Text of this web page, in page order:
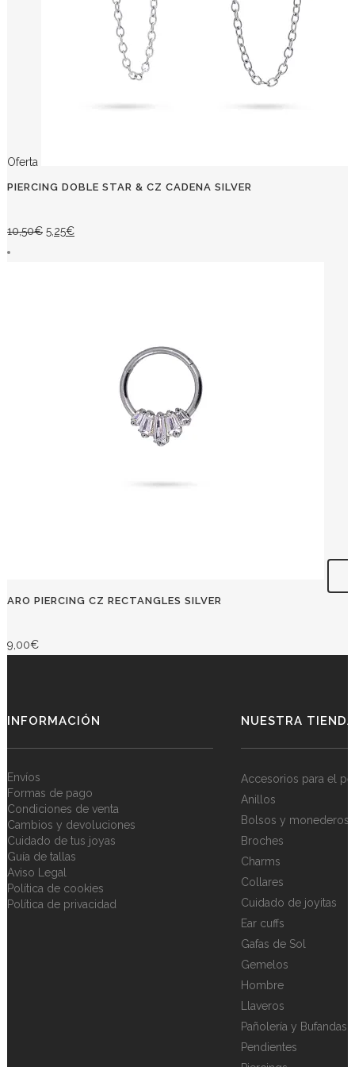
Oferta
PIERCING DOBLE STAR & CZ CADENA SILVER
10,50€ El
5,25€El
ARO PIERCING CZ RECTANGLES SILVER
9,00€
INFORMACIÓN
Envíos
Formas de pago
Condiciones de venta
Cambios y devoluciones
Cuidado de tus joyas
Guía de tallas
Aviso Legal
Política de cookies
Política de privacidad
NUESTRA TIENDA
Accesorios para el
Anillos
Bolsos y monederos
Broches
Charms
Collares
Cuidado de joyitas
Ear cuffs
Gafas de Sol
Gemelos
Hombre
Llaveros
Pañolería y Bufandas
Pendientes